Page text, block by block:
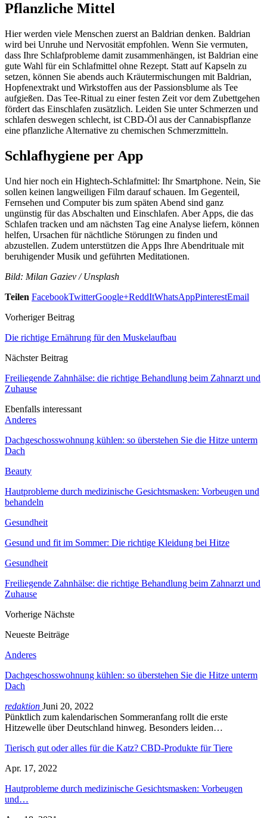
Pflanzliche Mittel
Hier werden viele Menschen zuerst an Baldrian denken. Baldrian
wird bei Unruhe und Nervosität empfohlen. Wenn Sie vermuten,
dass Ihre Schlafprobleme damit zusammenhängen, ist Baldrian eine
gute Wahl für ein Schlafmittel ohne Rezept. Statt auf Kapseln zu
setzen, können Sie abends auch Kräutermischungen mit Baldrian,
Hopfenextrakt und Wirkstoffen aus der Passionsblume als Tee
aufgießen. Das Tee-Ritual zu einer festen Zeit vor dem Zubettgehen
fördert das Einschlafen zusätzlich. Leiden Sie unter Schmerzen und
schlafen deswegen schlecht, ist CBD-Öl aus der Cannabispflanze
eine pflanzliche Alternative zu chemischen Schmerzmitteln.
Schlafhygiene per App
Und hier noch ein Hightech-Schlafmittel: Ihr Smartphone. Nein, Sie
sollen keinen langweiligen Film darauf schauen. Im Gegenteil,
Fernsehen und Computer bis zum späten Abend sind ganz
ungünstig für das Abschalten und Einschlafen. Aber Apps, die das
Schlafen tracken und am nächsten Tag eine Analyse liefern, können
helfen, Ursachen für nächtliche Störungen zu finden und
abzustellen. Zudem unterstützen die Apps Ihre Abendrituale mit
beruhigender Musik und geführten Meditationen.
Bild: Milan Gaziev / Unsplash
Teilen FacebookTwitterGoogle+ReddItWhatsAppPinterestEmail
Vorheriger Beitrag
Die richtige Ernährung für den Muskelaufbau
Nächster Beitrag
Freiliegende Zahnhälse: die richtige Behandlung beim Zahnarzt und
Zuhause
Ebenfalls interessant
Anderes
Dachgeschosswohnung kühlen: so überstehen Sie die Hitze unterm
Dach
Beauty
Hautprobleme durch medizinische Gesichtsmasken: Vorbeugen und
behandeln
Gesundheit
Gesund und fit im Sommer: Die richtige Kleidung bei Hitze
Gesundheit
Freiliegende Zahnhälse: die richtige Behandlung beim Zahnarzt und
Zuhause
Vorherige Nächste
Neueste Beiträge
Anderes
Dachgeschosswohnung kühlen: so überstehen Sie die Hitze unterm
Dach
redaktion Juni 20, 2022
Pünktlich zum kalendarischen Sommeranfang rollt die erste
Hitzewelle über Deutschland hinweg. Besonders leiden…
Tierisch gut oder alles für die Katz? CBD-Produkte für Tiere
Apr. 17, 2022
Hautprobleme durch medizinische Gesichtsmasken: Vorbeugen
und…